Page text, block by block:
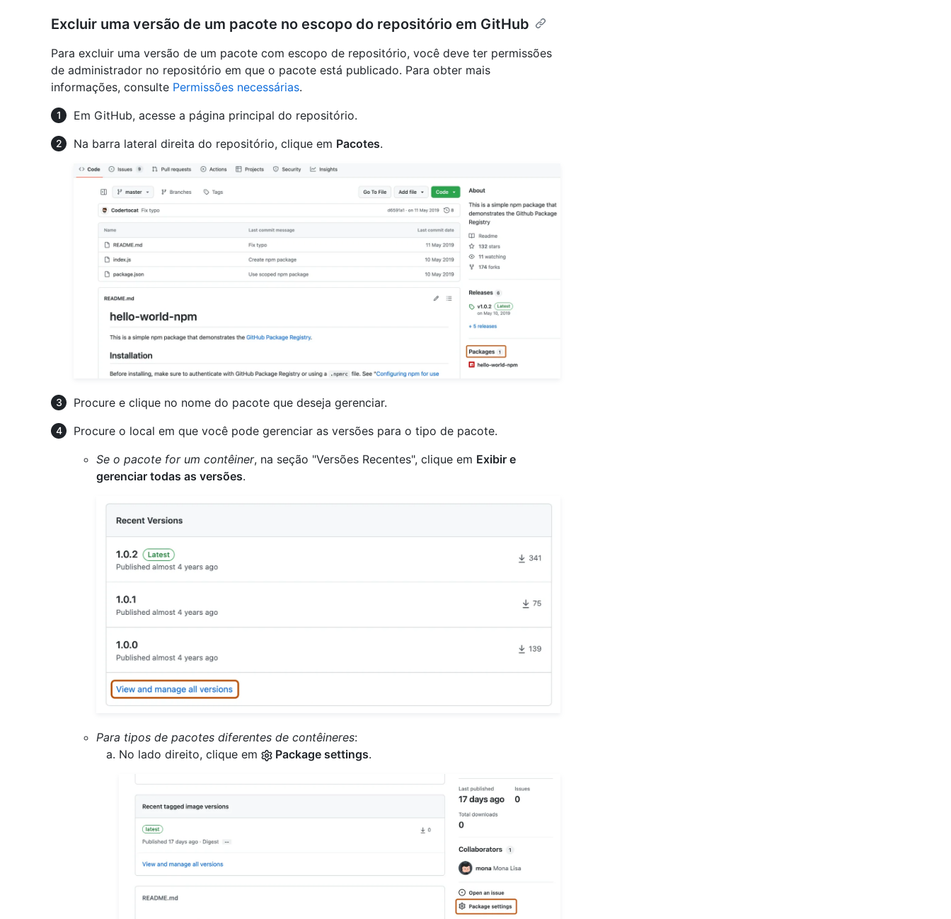
Excluir uma versão de um pacote no escopo do repositório em GitHub
Para excluir uma versão de um pacote com escopo de repositório, você deve ter permissões
de administrador no repositório em que o pacote está publicado. Para obter mais
informações, consulte Permissões necessárias.
Em GitHub, acesse a página principal do repositório.
Na barra lateral direita do repositório, clique em Pacotes.
Procure e clique no nome do pacote que deseja gerenciar.
Procure o local em que você pode gerenciar as versões para o tipo de pacote.
Se o pacote for um contêiner, na seção "Versões Recentes", clique em Exibir e
gerenciar todas as versões.
Para tipos de pacotes diferentes de contêineres:
No lado direito, clique em
Package settings.